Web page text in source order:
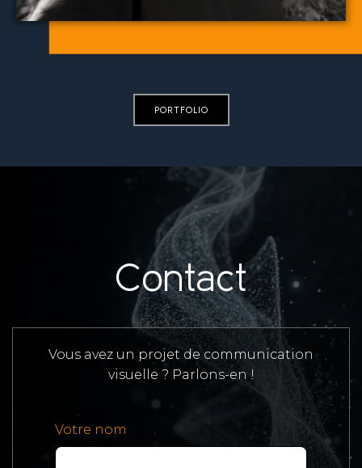
PORTFOLIO
Contact
Vous avez un projet de communication
visuelle ? Parlons-en !
Votre nom